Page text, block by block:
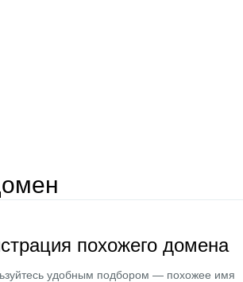
похожего домена
удобным подбором — похожее имя